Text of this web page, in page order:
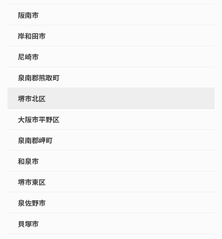
阪南市
岸和田市
尼崎市
泉南郡熊取町
堺市北区
大阪市平野区
泉南郡岬町
和泉市
堺市東区
泉佐野市
貝塚市